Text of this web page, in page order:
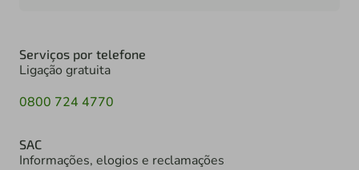
Serviços por telefone
Ligação gratuita
0800 724 4770
SAC
Informações, elogios e reclamações